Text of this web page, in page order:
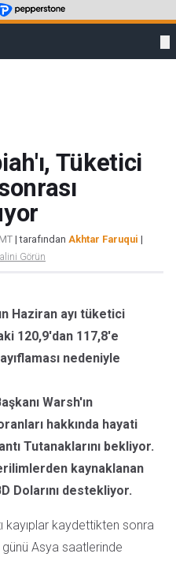
Tüketici
| tarafından Akhtar Faruqui |
Görün
Haziran ayı tüketici
120,9'dan 117,8'e
nedeniyle
Warsh'ın
hakkında hayati
Tutanaklarını bekliyor.
kaynaklanan
Dolarını destekliyor.
kayıplar kaydettikten sonra
Asya saatlerinde